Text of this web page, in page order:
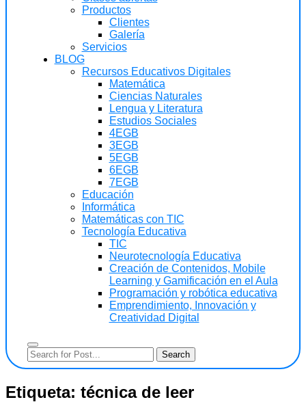
Productos
Clientes
Galería
Servicios
BLOG
Recursos Educativos Digitales
Matemática
Ciencias Naturales
Lengua y Literatura
Estudios Sociales
4EGB
3EGB
5EGB
6EGB
7EGB
Educación
Informática
Matemáticas con TIC
Tecnología Educativa
TIC
Neurotecnología Educativa
Creación de Contenidos, Mobile
Learning y Gamificación en el Aula
Programación y robótica educativa
Emprendimiento, Innovación y
Creatividad Digital
Etiqueta: técnica de leer